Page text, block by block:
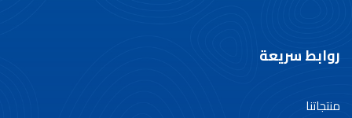
روابط سريعة
منتجاتنا